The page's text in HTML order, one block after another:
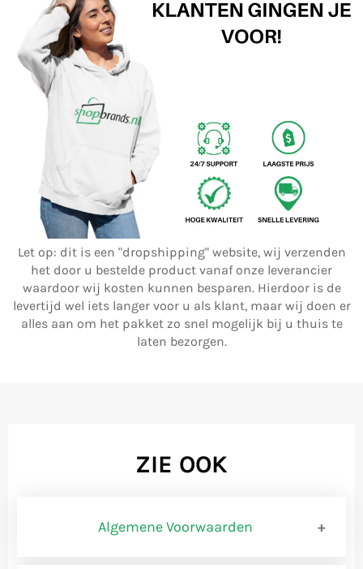
Let op: dit is een "dropshipping" website, wij verzenden
het door u bestelde product vanaf onze leverancier
waardoor wij kosten kunnen besparen. Hierdoor is de
levertijd wel iets langer voor u als klant, maar wij doen er
alles aan om het pakket zo snel mogelijk bij u thuis te
laten bezorgen.
ZIE OOK
Algemene Voorwaarden